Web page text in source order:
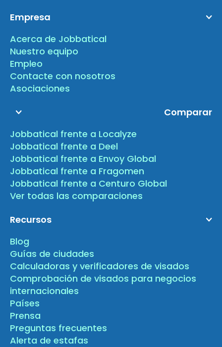
Empresa
Acerca de Jobbatical
Nuestro equipo
Empleo
Contacte con nosotros
Asociaciones
Comparar
Jobbatical frente a Localyze
Jobbatical frente a Deel
Jobbatical frente a Envoy Global
Jobbatical frente a Fragomen
Jobbatical frente a Centuro Global
Ver todas las comparaciones
Recursos
Blog
Guías de ciudades
Calculadoras y verificadores de visados
Comprobación de visados para negocios
internacionales
Países
Prensa
Preguntas frecuentes
Alerta de estafas